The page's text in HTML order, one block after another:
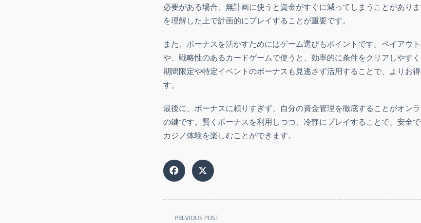
必要がある場合、無計画に使うと資金がすぐに減ってしまうことがあり
を理解した上で計画的にプレイすることが重要です。
また、ボーナスを活かすためにはゲーム選びもポイントです。ペイアウ
や、戦略性のあるカードゲームで使うと、効率的に条件をクリアしやすく
期間限定や特定イベントのボーナスも見逃さず活用することで、よりお
す。
最後に、ボーナスに頼りすぎず、自分の資金管理を徹底することがオン
の鍵です。賢くボーナスを利用しつつ、冷静にプレイすることで、安全
カジノ体験を楽しむことができます。
<spanPREVIOUS POST